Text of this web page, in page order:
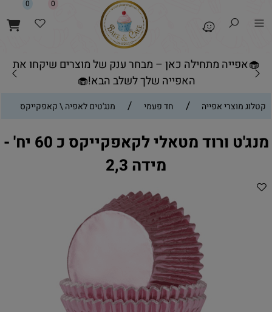
🧁אפייה מתחילה כאן – מבחר ענק של מוצרים שיקחו את
האפייה שלך לשלב הבא!🧁
0 0
קטלוג מוצרי אפייה / חד פעמי / מנג'טים לאפיה \ קאפקייקס
מנג'ט ורוד מטאלי לקאפקייקס כ 60 יח' -
מידה 2,3